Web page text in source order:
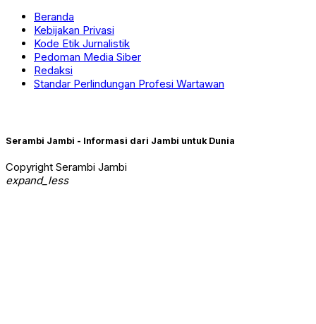
Beranda
Kebijakan Privasi
Kode Etik Jurnalistik
Pedoman Media Siber
Redaksi
Standar Perlindungan Profesi Wartawan
Serambi Jambi - Informasi dari Jambi untuk Dunia
Copyright Serambi Jambi
expand_less